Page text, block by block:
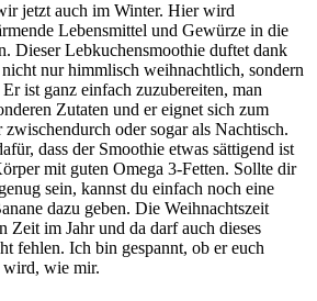
jetzt auch im Winter. Hier wird
Lebensmittel und Gewürze in die
Dieser Lebkuchensmoothie duftet dank
nur himmlisch weihnachtlich, sondern
ist ganz einfach zuzubereiten, man
Zutaten und er eignet sich zum
oder sogar als Nachtisch.
dass der Smoothie etwas sättigend ist
mit guten Omega 3-Fetten. Sollte dir
sein, kannst du einfach noch eine
dazu geben. Die Weihnachtszeit
Zeit im Jahr und da darf auch dieses
fehlen. Ich bin gespannt, ob er euch
wird, wie mir.